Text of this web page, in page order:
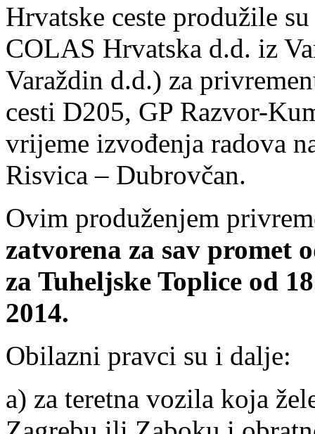
Hrvatske ceste produžile
COLAS Hrvatska d.d. iz
Varaždin d.d.) za
cesti D205, GP Razvor-
vrijeme izvođenja radova
Risvica – Dubrovčan.
Ovim produženjem
zatvorena za sav promet
za Tuheljske Toplice od
2014.
Obilazni pravci su i dalje:
a) za teretna vozila koja